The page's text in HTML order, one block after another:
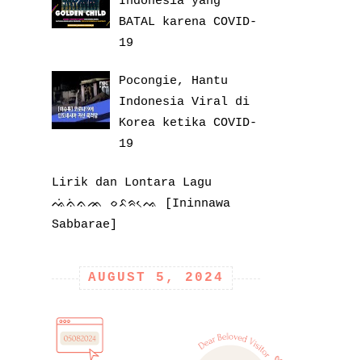
BATAL karena COVID-
19
Pocongie, Hantu
Indonesia Viral di
Korea ketika COVID-
19
Lirik dan Lontara Lagu
ᨕᨗᨊᨗᨊᨏ ᨔᨅᨑᨕᨙ [Ininnawa
Sabbarae]
AUGUST 5, 2024